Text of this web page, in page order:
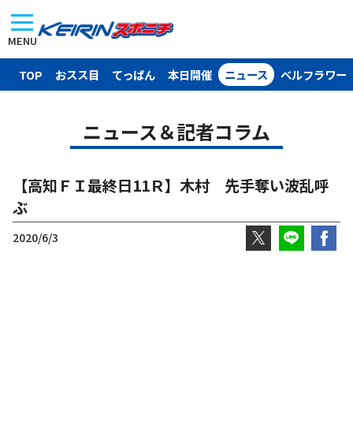
MENU
TOP おスス目 てっぱん 本日開催 ニュース ベルフラワー
ニュース＆記者コラム
【高知ＦＩ最終日11Ｒ】木村 先手奪い波乱呼
ぶ
2020/6/3